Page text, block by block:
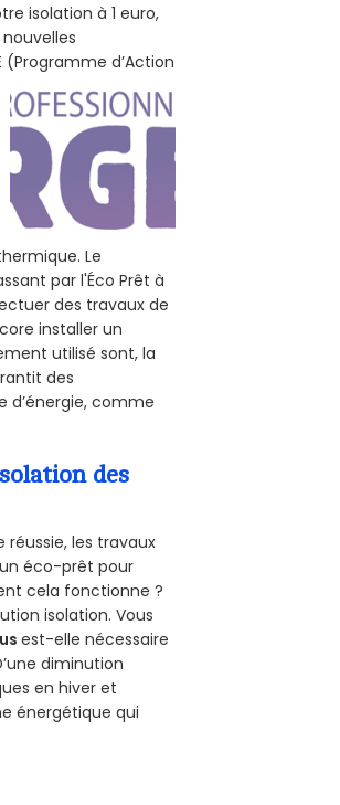
isolation à 1 euro,
(Programme d’Action
Le
par l'Éco Prêt à
des travaux de
installer un
utilisé sont, la
des
d’énergie, comme
des
réussie, les travaux
un éco-prêt pour
cela fonctionne ?
isolation. Vous
est-elle nécessaire
diminution
en hiver et
énergétique qui